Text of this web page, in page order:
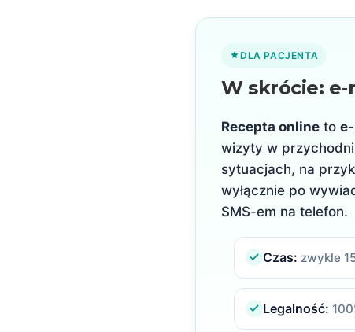
DLA PACJENTA
W skrócie:
Recepta online to
wizyty w
sytuacjach, na
wyłącznie po
SMS-em na telefon.
Czas: zwykle
Legalność: